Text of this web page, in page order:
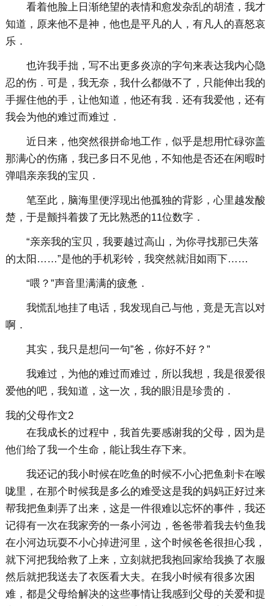
看着他脸上日渐绝望的表情和愈发杂乱的胡渣，我才
知道，原来他不是神，他也是平凡的人，有凡人的喜怒哀
乐．
也许我手拙，写不出更多炎凉的字句来表达我内心隐
忍的伤．可是，我无奈，我什么都做不了，只能伸出我的
手握住他的手，让他知道，他还有我．还有我爱他，还有
我会为他的难过而难过．
近日来，他突然很拼命地工作，似乎是想用忙碌弥盖
那满心的伤痛，我已多日不见他，不知他是否还在闲暇时
弹唱亲亲我的宝贝．
笔至此，脑海里便浮现出他孤独的背影，心里越发酸
楚，于是颤抖着拨了无比熟悉的11位数字．
“亲亲我的宝贝，我要越过高山，为你寻找那已失落
的太阳……”是他的手机彩铃，我突然就泪如雨下……
“喂？”声音里满满的疲惫．
我慌乱地挂了电话，我发现自己与他，竟是无言以对
啊．
其实，我只是想问一句”爸，你好不好？”
我难过，为他的难过而难过，所以我想，我是很爱很
爱他的吧，我知道，这一次，我的眼泪是珍贵的．
我的父母作文2
在我成长的过程中，我首先要感谢我的父母，因为是
他们给了我一个生命，能让我生存下来。
我还记的我小时候在吃鱼的时候不小心把鱼刺卡在喉
咙里，在那个时候我是多么的难受这是我的妈妈正好过来
帮我把鱼刺弄了出来，这是一件很难以忘怀的事件，我还
记得有一次在我家旁的一条小河边，爸爸带着我去钓鱼我
在小河边玩耍不小心掉进河里，这个时候爸爸很担心我，
就下河把我给救了上来，立刻就把我抱回家给我换了衣服
然后就把我送去了衣医看大夫。在我小时候有很多次困
难，都是父母给解决的这些事情让我感到父母的关爱和提